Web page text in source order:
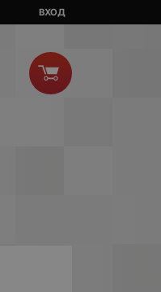
ВХОД